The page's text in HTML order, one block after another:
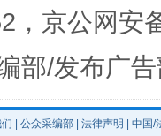
谢
，京公网安
部/发布广
公众采编部 法律声明 | 中国